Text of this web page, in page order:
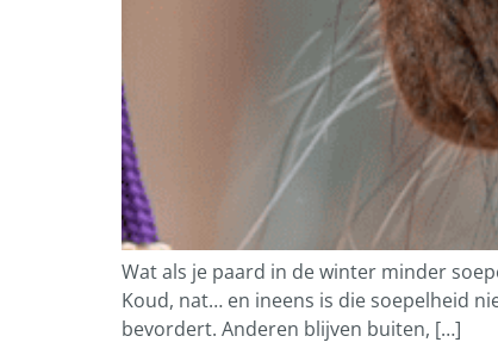
Wat als je paard in de winter minder
Koud, nat… en ineens is die soepelheid
bevordert. Anderen blijven buiten, […]